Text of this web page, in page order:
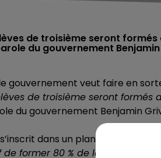
de troisième seront
du gouvernement
le gouvernement veut faire en
de troisième seront formés
du gouvernement Benjamin
dans un plan plus large de «
former 80 % de la population